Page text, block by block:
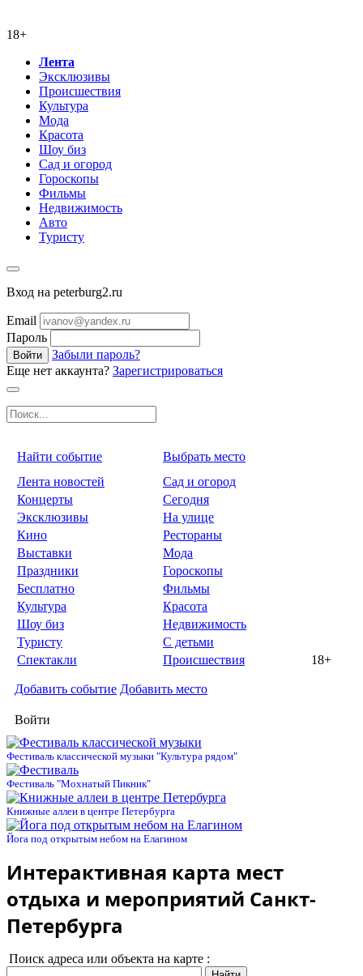
18+
Лента
Эксклюзивы
Происшествия
Культура
Мода
Красота
Шоу биз
Сад и огород
Гороскопы
Фильмы
Недвижимость
Авто
Туристу
Вход на peterburg2.ru
Email
Пароль
Войти
Забыли пароль?
Еще нет аккаунта? Зарегистрироваться
Найти событие
Выбрать место
Лента новостей
Сад и огород
Концерты
Сегодня
Эксклюзивы
На улице
Кино
Рестораны
Выставки
Мода
Праздники
Гороскопы
Бесплатно
Фильмы
Культура
Красота
Шоу биз
Недвижимость
Туристу
С детьми
Спектакли
Происшествия 18+
Добавить событие Добавить место
Войти
Фестиваль классической музыки "Культура рядом"
Фестиваль "Мохнатый Пикник"
Книжные аллеи в центре Петербурга
Йога под открытым небом на Елагином
Интерактивная карта мест
отдыха и мероприятий Санкт-
Петербурга
Поиск адреса или объекта на карте :